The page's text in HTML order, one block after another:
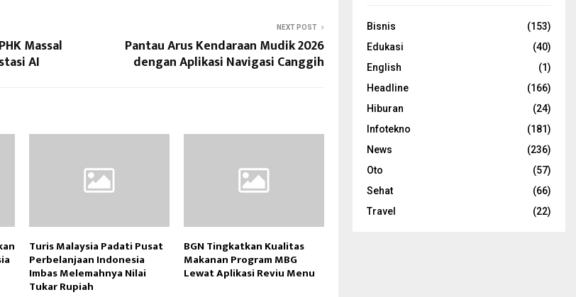
Massal
AI
NEXT POST
Pantau Arus Kendaraan Mudik 2026
dengan Aplikasi Navigasi Canggih
Turis Malaysia Padati Pusat
Perbelanjaan Indonesia
Imbas Melemahnya Nilai
Tukar Rupiah
BGN Tingkatkan Kualitas
Makanan Program MBG
Lewat Aplikasi Reviu Menu
Bisnis
(153)
Edukasi
(40)
English
(1)
Headline
(166)
Hiburan
(24)
Infotekno
(181)
News
(236)
Oto
(57)
Sehat
(66)
Travel
(22)